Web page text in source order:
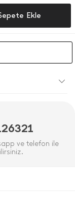
Ekle
ve telefon ile